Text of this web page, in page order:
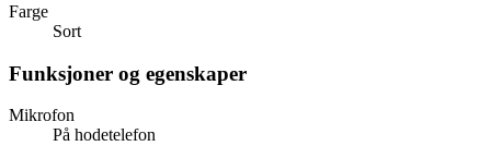
Farge
Sort
Funksjoner og egenskaper
Mikrofon
På hodetelefon